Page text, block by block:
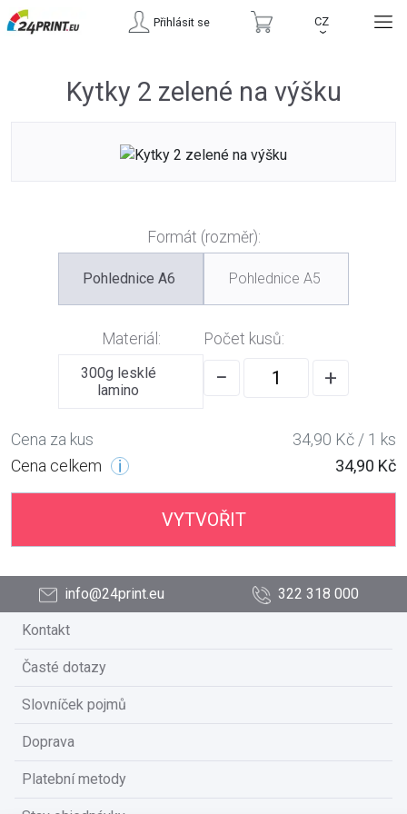
Přihlásit se CZ
›
Kytky 2 zelené na výšku
Formát (rozměr):
Pohlednice A6 Pohlednice A5
Materiál:
300g lesklé
lamino
Počet kusů:
− +
Cena za kus
34,90 Kč / 1 ks
Cena celkem
34,90 Kč
VYTVOŘIT
info@24print.eu 322 318 000
Kontakt
Časté dotazy
Slovníček pojmů
Doprava
Platební metody